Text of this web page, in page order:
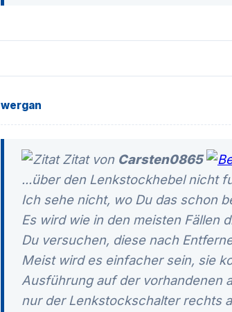
wergan
Zitat von Carsten0865
...über den Lenkstockhebel nicht
Ich sehe nicht, wo Du das schon
Es wird wie in den meisten Fällen
Du versuchen, diese nach
Meist wird es einfacher sein, sie
Ausführung auf der vorhandenen
nur der Lenkstockschalter rechts